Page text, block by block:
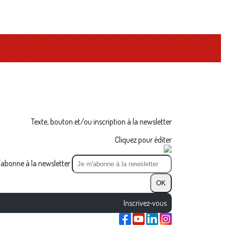
Texte, bouton et/ou inscription à la newsletter
Cliquez pour éditer
à la newsletter
OK
Inscrivez-vous